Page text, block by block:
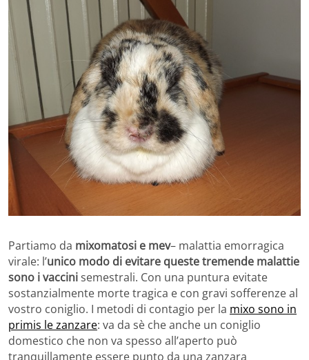
Partiamo da mixomatosi e mev– malattia emorragica
virale: l’unico modo di evitare queste tremende malattie
sono i vaccinisemestrali. Con una puntura evitate
sostanzialmente morte tragica e con gravi sofferenze al
vostro coniglio. I metodi di contagio per la mixo sono in
primis le zanzare: va da sè che anche un coniglio
domestico che non va spesso all’aperto può
tranquillamente essere punto da una zanzara